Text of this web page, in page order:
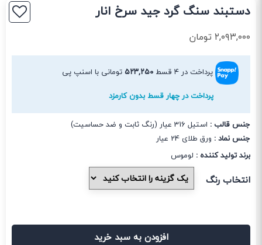
دستبند سنگ گرد جید سرخ انار
۲,۰۹۳,۰۰۰تومان
پرداخت در ۴ قسط ۵۲۳,۲۵۰تومانی با اسنپ پی
پرداخت در چهار قسط بدون کارمزد
جنس قالب : استیل 316 عیار (رنگ ثابت و ضد حساسیت)
جنس نماد : ورق طلای 24 عیار
برند تولید کننده : لوموس
انتخاب رنگ
افزودن به سبد خرید